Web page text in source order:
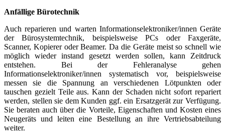
Anfällige Bürotechnik
Auch reparieren und warten Informationselektroniker/innen Geräte
der Bürosystemtechnik, beispielsweise PCs oder Faxgeräte,
Scanner, Kopierer oder Beamer. Da die Geräte meist so schnell wie
möglich wieder instand gesetzt werden sollen, kann Zeitdruck
entstehen. Bei der Fehleranalyse gehen
Informationselektroniker/innen systematisch vor, beispielsweise
messen sie die Spannung an verschiedenen Lötpunkten oder
tauschen gezielt Teile aus. Kann der Schaden nicht sofort repariert
werden, stellen sie dem Kunden ggf. ein Ersatzgerät zur Verfügung.
Sie beraten auch über die Vorteile, Eigenschaften und Kosten eines
Neugeräts und leiten eine Bestellung an ihre Vertriebsabteilung
weiter.